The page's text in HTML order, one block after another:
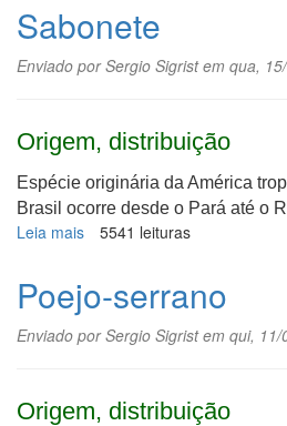
árvore
Sabonete
Enviado porSergio Sigristem qua,
Origem, distribuição
Espécie originária da América
Brasil ocorre desde o Pará até o
Leia mais sobre
5541 leituras
Poejo-serrano
Enviado porSergio Sigristem qui, 11/
Origem, distribuição